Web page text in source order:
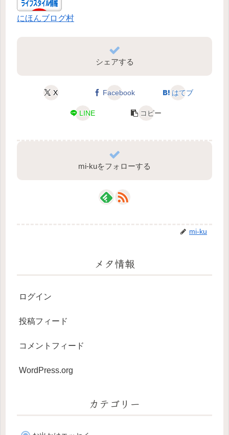
にほんブログ村
シェアする
X Facebook はてブ
LINE コピー
mi-kuをフォローする
mi-ku
メタ情報
ログイン
投稿フィード
コメントフィード
WordPress.org
カテゴリー